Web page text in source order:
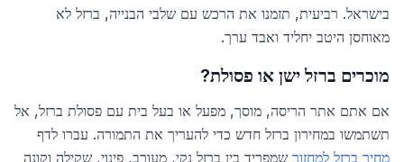
בישראל. רביעית, תזמנו את הרכש עם שלבי הבנייה, ברזל לא
מאוחסן היטב יחליד ואבד ערך.
מוכרים ברזל ישן או פסולת?
אם אתם אתר הריסה, מוסך, מפעל או בעל בית עם פסולת ברזל, אל
תשתמשו במחירון ברזל חדש כדי להעריך את התמורה. עברו לדף
מחיר ברזל למחזור שמפריד בין ברזל נקי, מעורב, פינוי, שקילה וקונה